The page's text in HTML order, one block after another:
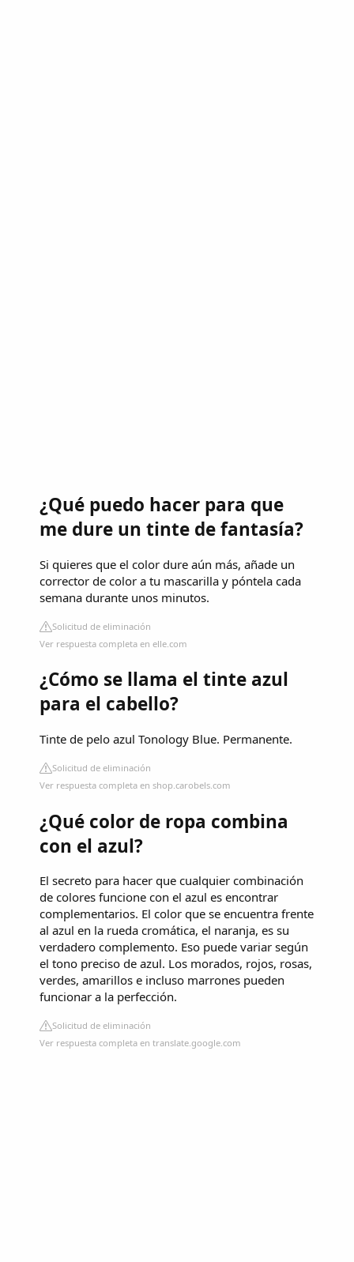
¿Qué puedo hacer para que
me dure un tinte de fantasía?
Si quieres que el color dure aún más, añade un
corrector de color a tu mascarilla y póntela cada
semana durante unos minutos.
Solicitud de eliminación
Ver respuesta completa en elle.com
¿Cómo se llama el tinte azul
para el cabello?
Tinte de pelo azul Tonology Blue. Permanente.
Solicitud de eliminación
Ver respuesta completa en shop.carobels.com
¿Qué color de ropa combina
con el azul?
El secreto para hacer que cualquier combinación
de colores funcione con el azul es encontrar
complementarios. El color que se encuentra frente
al azul en la rueda cromática, el naranja, es su
verdadero complemento. Eso puede variar según
el tono preciso de azul. Los morados, rojos, rosas,
verdes, amarillos e incluso marrones pueden
funcionar a la perfección.
Solicitud de eliminación
Ver respuesta completa en translate.google.com